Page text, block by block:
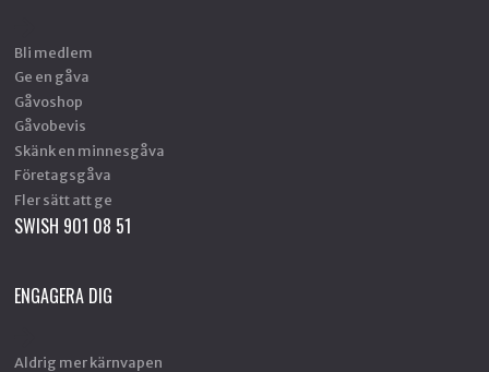
Bli medlem
Ge en gåva
Gåvoshop
Gåvobevis
Skänk en minnesgåva
Företagsgåva
Fler sätt att ge
SWISH 901 08 51
ENGAGERA DIG
Aldrig mer kärnvapen